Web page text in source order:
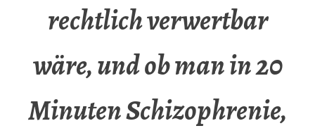
rechtlich verwertbar
wäre, und ob man in 20
Minuten Schizophrenie,